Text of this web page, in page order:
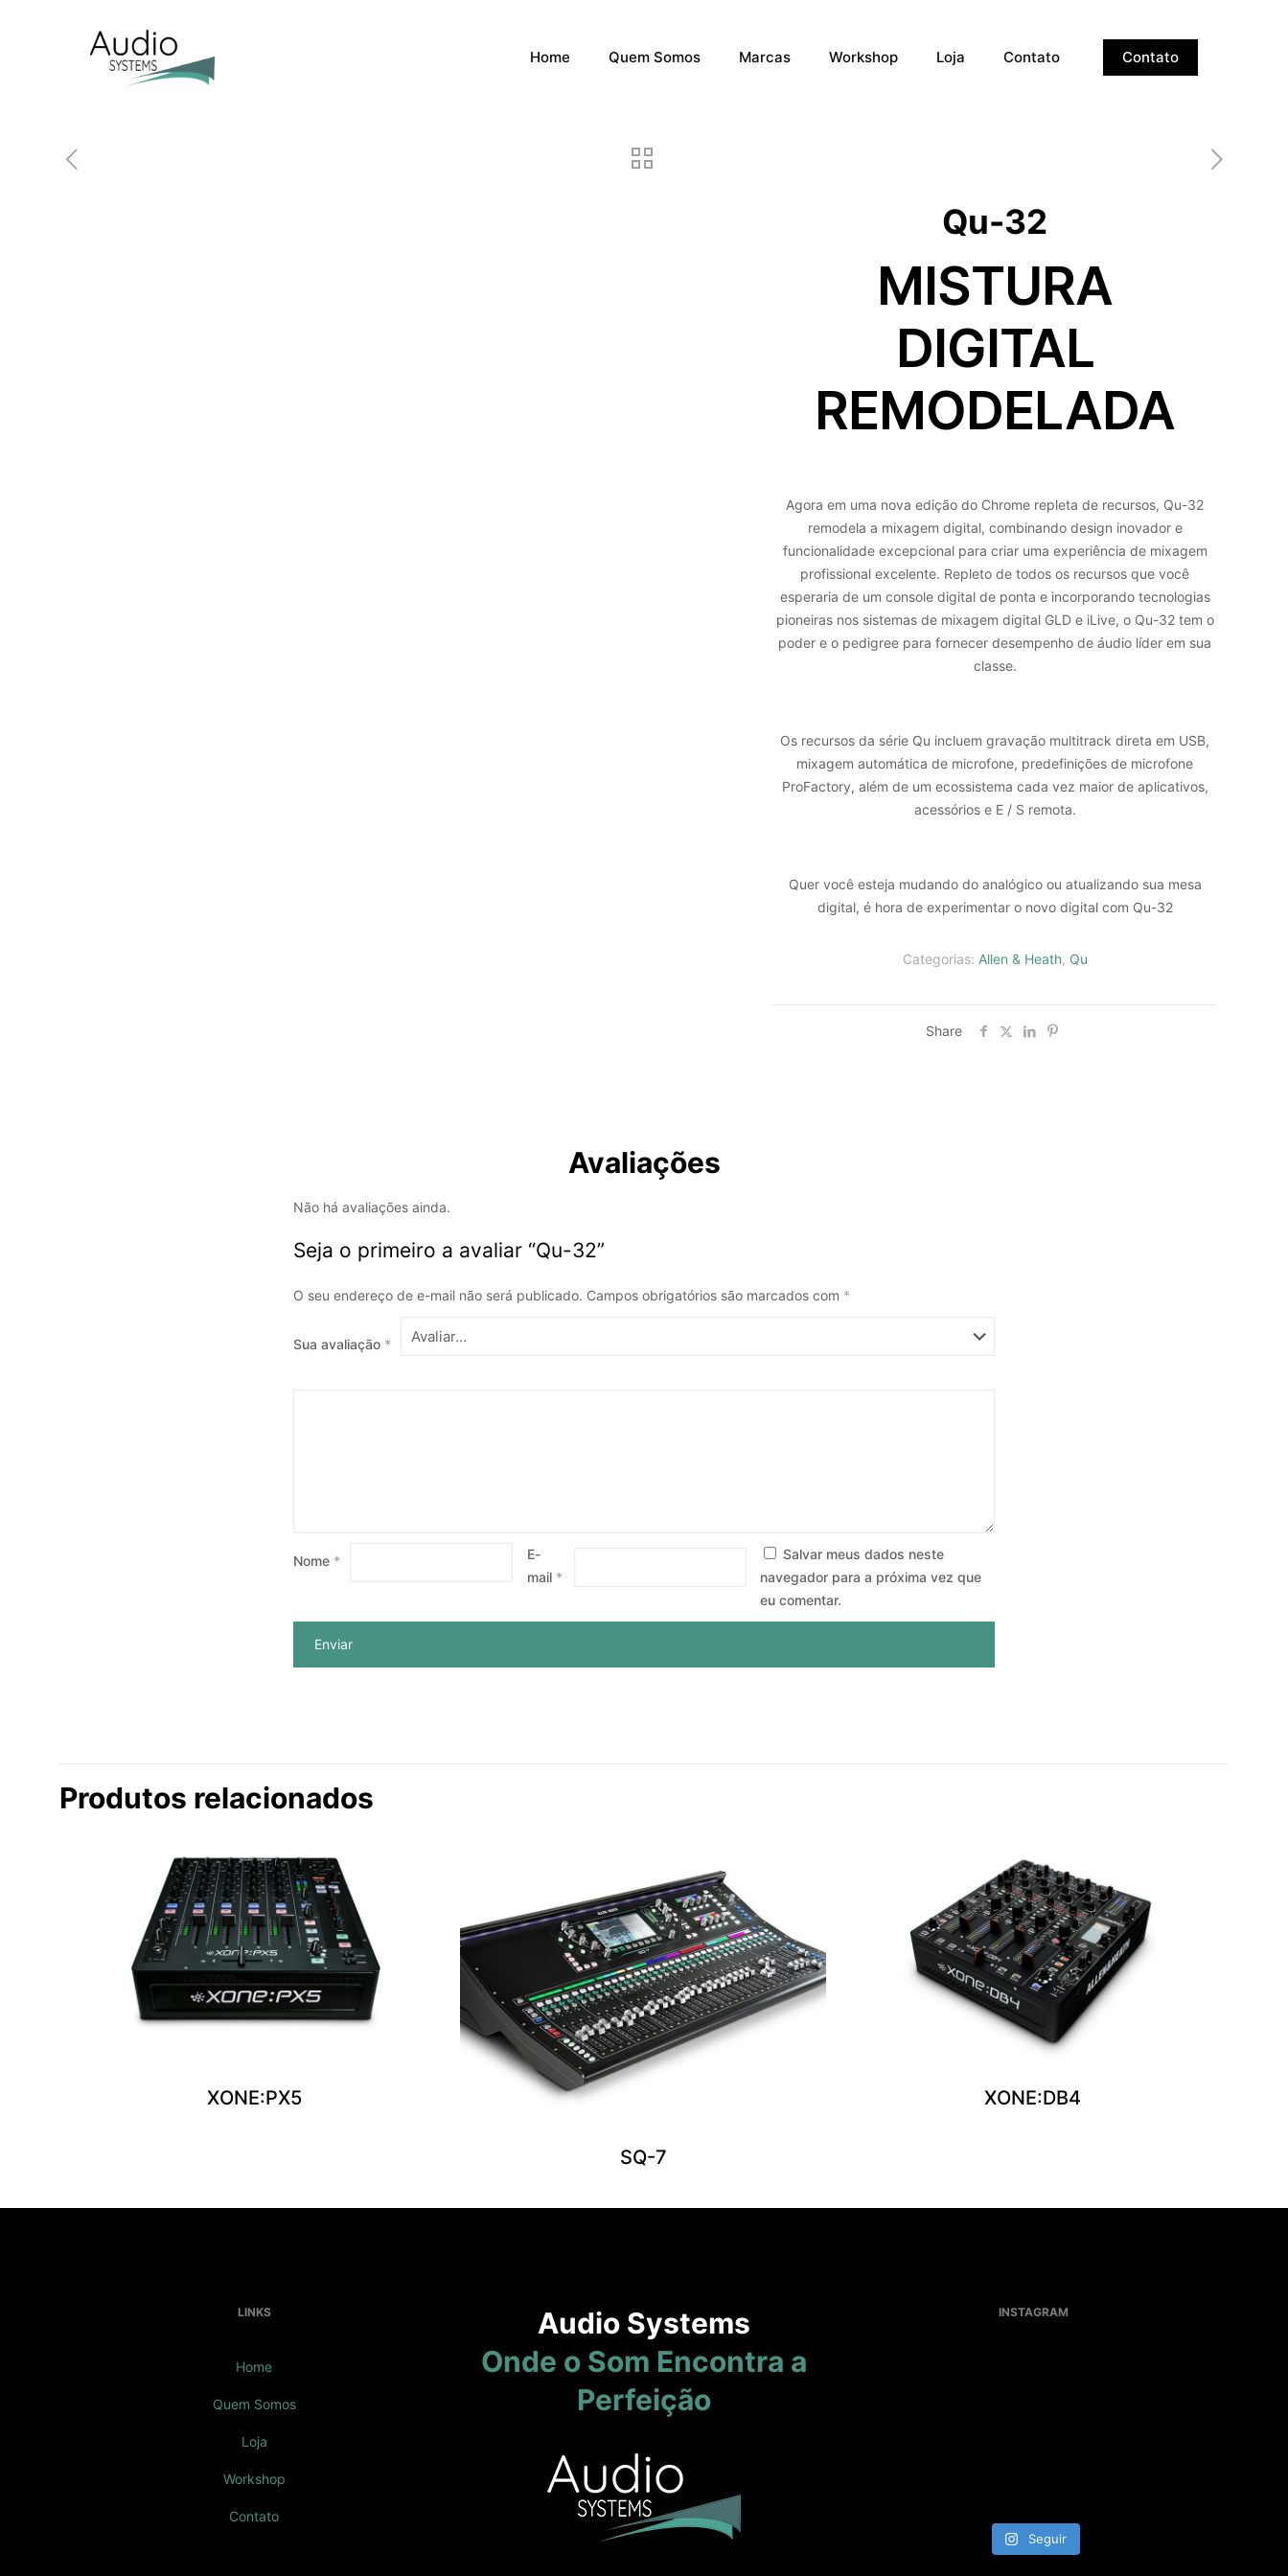
Home Quem Somos Marcas Workshop Loja Contato Contato
Qu-32
MISTURA
DIGITAL
REMODELADA
Agora em uma nova edição do Chrome repleta de recursos, Qu-32
remodela a mixagem digital, combinando design inovador e
funcionalidade excepcional para criar uma experiência de mixagem
profissional excelente. Repleto de todos os recursos que você
esperaria de um console digital de ponta e incorporando tecnologias
pioneiras nos sistemas de mixagem digital GLD e iLive, o Qu-32 tem o
poder e o pedigree para fornecer desempenho de áudio líder em sua
classe.
Os recursos da série Qu incluem gravação multitrack direta em USB,
mixagem automática de microfone, predefinições de microfone
ProFactory, além de um ecossistema cada vez maior de aplicativos,
acessórios e E / S remota.
Quer você esteja mudando do analógico ou atualizando sua mesa
digital, é hora de experimentar o novo digital com Qu-32
Categorias: Allen & Heath, Qu
Share
Avaliações
Não há avaliações ainda.
Seja o primeiro a avaliar “Qu-32”
O seu endereço de e-mail não será publicado. Campos obrigatórios são marcados com *
Sua avaliação *
Nome *
E-
mail *
Salvar meus dados neste
navegador para a próxima vez que
eu comentar.
Produtos relacionados
XONE:PX5
SQ-7
XONE:DB4
LINKS
Home
Quem Somos
Loja
Workshop
Contato
Audio Systems
Onde o Som Encontra a
Perfeição
INSTAGRAM
Seguir